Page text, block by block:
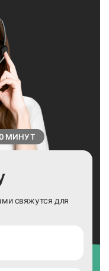
МИНУТ
свяжутся для